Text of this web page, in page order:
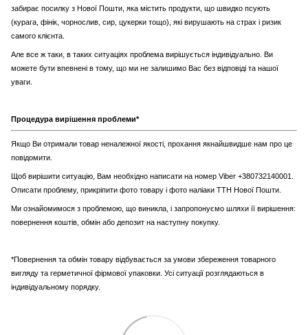
забирає посилку з Нової Пошти, яка містить продукти, що швидко псують
(курага, фінік, чорнослив, сир, цукерки тощо), які вирушають на страх і ризик
самого клієнта.
Але все ж таки, в таких ситуаціях проблема вирішується індивідуально. Ви
можете бути впевнені в тому, що ми не залишимо Вас без відповіді та нашої
уваги.
Процедура вирішення проблеми*
Якщо Ви отримали товар неналежної якості, прохання якнайшвидше нам про це
повідомити.
Щоб вирішити ситуацію, Вам необхідно написати на номер Viber +380732140001.
Описати проблему, прикріпити фото товару і фото наліаки ТТН Нової Пошти.
Ми ознайомимося з проблемою, що виникла, і запропонуємо шляхи її вирішення:
повернення коштів, обмін або депозит на наступну покупку.
*Повернення та обмін товару відбувається за умови збереження товарного
вигляду та герметичної фірмової упаковки. Усі ситуації розглядаються в
індивідуальному порядку.